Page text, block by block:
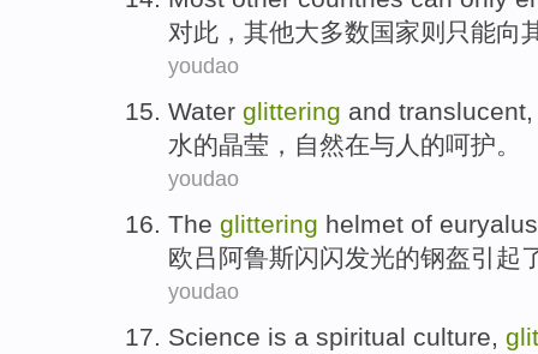
对此， 其他大多数国家则 只能向
youdao
Water glittering and translucent
水的晶莹 ， 自然在与人 的呵护。
youdao
The glittering helmet of
欧吕阿鲁斯闪闪发光的钢盔引起
youdao
Science is a spiritual culture,